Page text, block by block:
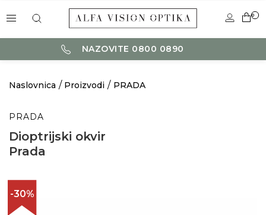
0
NAZOVITE 0800 0890
Naslovnica Proizvodi PRADA
PRADA
Dioptrijski okvir
Prada
-30%